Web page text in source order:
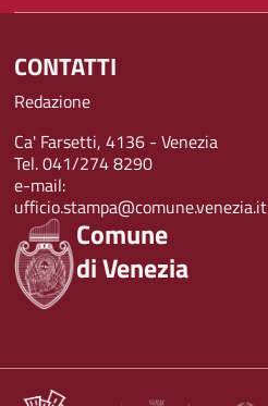
Comune
di Venezia
CONTATTI
Redazione
Ca' Farsetti, 4136 - Venezia
Tel. 041/274 8290
e-mail:
ufficio.stampa@comune.venezia.it